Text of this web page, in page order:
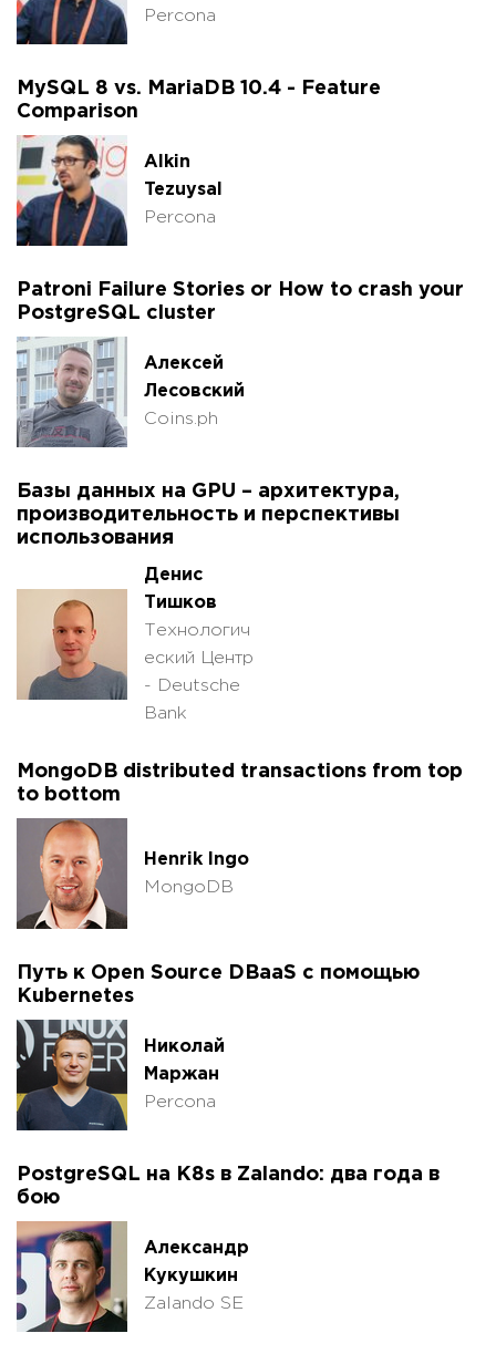
Percona
MySQL 8 vs. MariaDB 10.4 - Feature
Comparison
Alkin
Tezuysal
Percona
Patroni Failure Stories or How to crash your
PostgreSQL cluster
Алексей
Лесовский
Coins.ph
Базы данных на GPU – архитектура,
производительность и перспективы
использования
Денис
Тишков
Технологич
еский Центр
- Deutsche
Bank
MongoDB distributed transactions from top
to bottom
Henrik Ingo
MongoDB
Путь к Open Source DBaaS с помощью
Kubernetes
Николай
Маржан
Percona
PostgreSQL на K8s в Zalando: два года в
бою
Александр
Кукушкин
Zalando SE